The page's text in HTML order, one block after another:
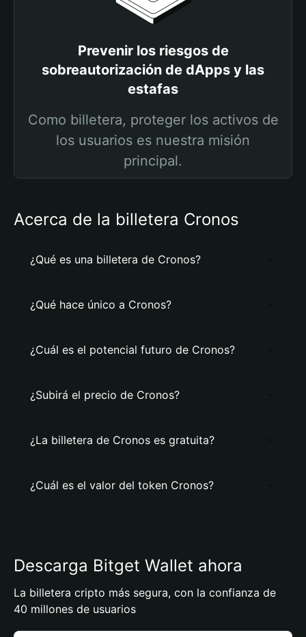
Prevenir los riesgos de
sobreautorización de dApps y las
estafas
Como billetera, proteger los activos de
los usuarios es nuestra misión
principal.
Acerca de la billetera Cronos
¿Qué es una billetera de Cronos?
¿Qué hace único a Cronos?
¿Cuál es el potencial futuro de Cronos?
¿Subirá el precio de Cronos?
¿La billetera de Cronos es gratuita?
¿Cuál es el valor del token Cronos?
Descarga Bitget Wallet ahora
La billetera cripto más segura, con la confianza de
40 millones de usuarios